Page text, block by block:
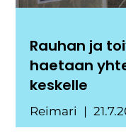
Rauhan ja
haetaan
keskelle
Reimari